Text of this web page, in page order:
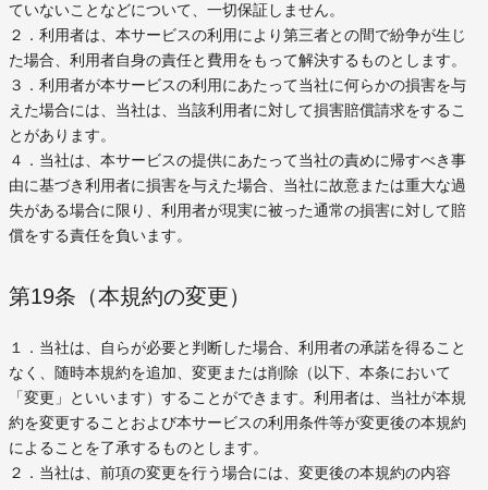
ていないことなどについて、一切保証しません。
２．利用者は、本サービスの利用により第三者との間で紛争が生じ
た場合、利用者自身の責任と費用をもって解決するものとします。
３．利用者が本サービスの利用にあたって当社に何らかの損害を与
えた場合には、当社は、当該利用者に対して損害賠償請求をするこ
とがあります。
４．当社は、本サービスの提供にあたって当社の責めに帰すべき事
由に基づき利用者に損害を与えた場合、当社に故意または重大な過
失がある場合に限り、利用者が現実に被った通常の損害に対して賠
償をする責任を負います。
第19条（本規約の変更）
１．当社は、自らが必要と判断した場合、利用者の承諾を得ること
なく、随時本規約を追加、変更または削除（以下、本条において
「変更」といいます）することができます。利用者は、当社が本規
約を変更することおよび本サービスの利用条件等が変更後の本規約
によることを了承するものとします。
２．当社は、前項の変更を行う場合には、変更後の本規約の内容